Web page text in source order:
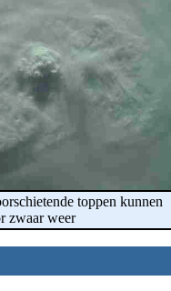
toppen kunnen
zwaar weer